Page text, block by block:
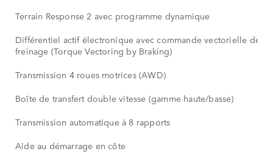
Terrain Response 2 avec programme dynamique
Différentiel actif électronique avec commande vectorielle de
freinage (Torque Vectoring by Braking)
Transmission 4 roues motrices (AWD)
Boîte de transfert double vitesse (gamme haute/basse)
Transmission automatique à 8 rapports
Aide au démarrage en côte